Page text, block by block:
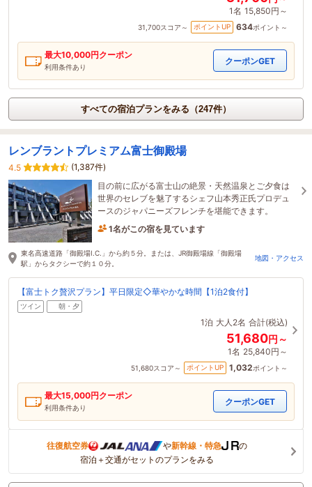
1名 15,850円～
31,700スコア～ ポイントUP 634ポイント～
最大10,000円クーポン
利用条件あり
クーポンGET
すべての宿泊プランをみる（247件）
レンブラントプレミアム富士御殿場
4.5
(1,387件)
目の前に広がる富士山の絶景・天然温泉とご夕食は
世界のセレブを魅了するシェフ山本秀正氏プロデュ
ースのジャパニーズフレンチを堪能できます。
1名がこの宿を見ています
東名高速道路「御殿場I.C.」から約５分。または、JR御殿場線「御殿場
駅」からタクシーで約１０分。
地図・アクセス
【富士トク贅沢プラン】平日限定◇華やかな時間【1泊2食付】
ツイン 朝・夕
1泊 大人2名 合計(税込)
51,680円～
1名 25,840円～
51,680スコア～ ポイントUP 1,032ポイント～
最大15,000円クーポン
利用条件あり
クーポンGET
往復航空券 や新幹線・特急
の
宿泊＋交通がセットのプランをみる